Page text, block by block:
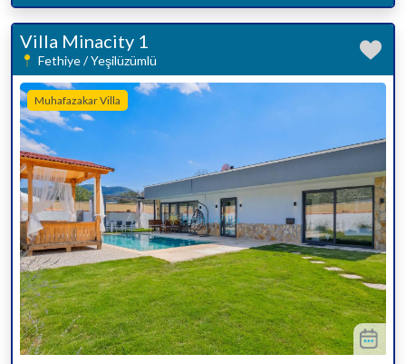
Villa Minacity 1
Fethiye / Yeşilüzümlü
Muhafazakar Villa